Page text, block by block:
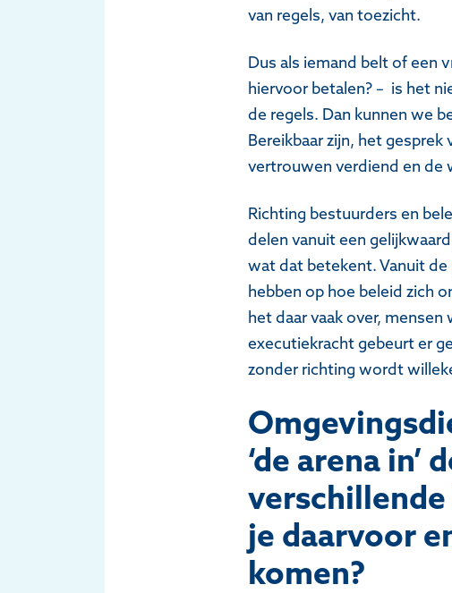
van regels, van toezicht.
Dus als iemand belt of een
hiervoor betalen? – is het
de regels. Dan kunnen we
Bereikbaar zijn, het
vertrouwen verdiend en de
Richting bestuurders en
delen vanuit een
wat dat betekent. Vanuit
hebben op hoe beleid zich
het daar vaak over,
executiekracht gebeurt er
zonder richting wordt
‘de arena
je daarvoor
komen?